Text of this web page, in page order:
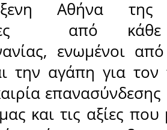
Αθήνα της
από
ενωμένοι
την αγάπη για τον
επανασύνδεσης
και τις αξίες